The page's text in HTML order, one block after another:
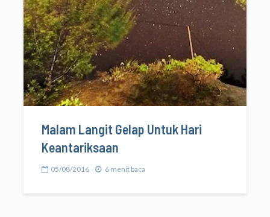
Malam Langit Gelap Untuk Hari
Keantariksaan
05/08/2016 6 menit baca